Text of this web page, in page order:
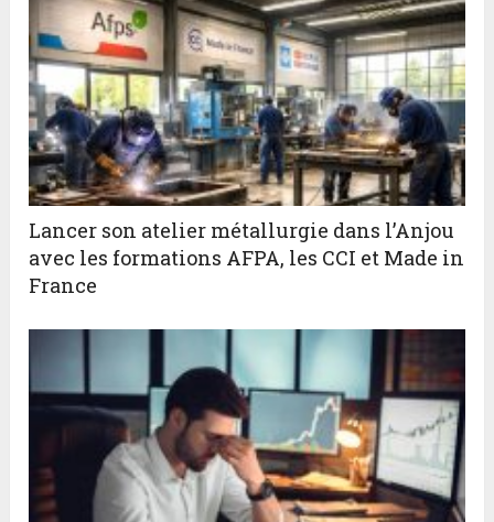
Lancer son atelier métallurgie dans l’Anjou
avec les formations AFPA, les CCI et Made in
France